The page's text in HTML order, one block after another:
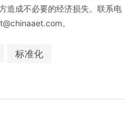
造成不必要的经济损失。联系电
。
标准化